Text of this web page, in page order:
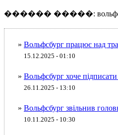
������ �����:
» Вольфсбург працює над
15.12.2025 - 01:10
» Вольфсбург хоче
26.11.2025 - 13:10
» Вольфсбург звільнив
10.11.2025 - 10:30